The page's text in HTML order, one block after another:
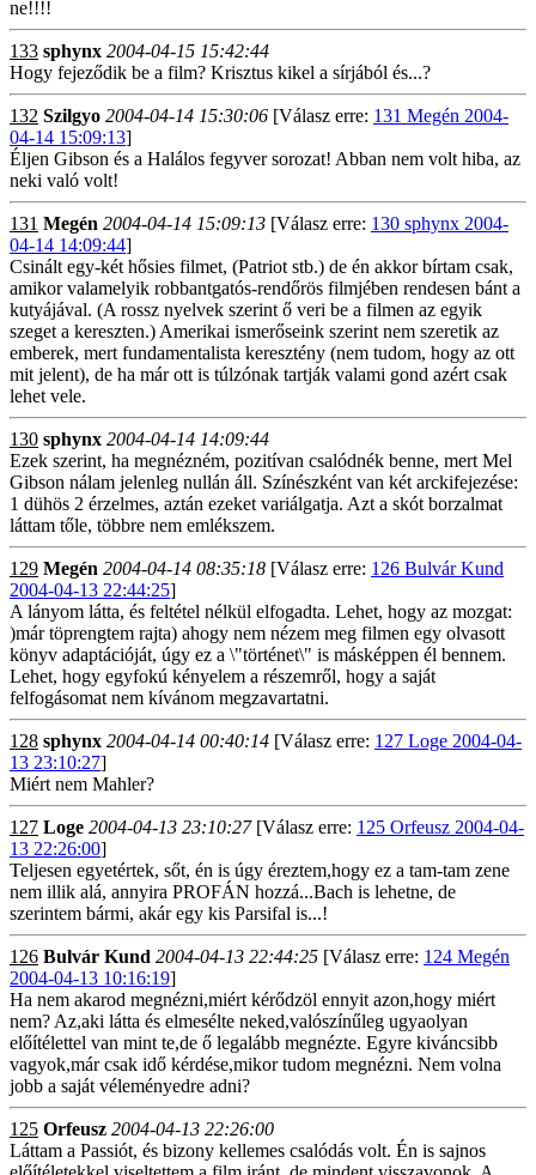
ne!!!!
133 sphynx 2004-04-15 15:42:44
Hogy fejeződik be a film? Krisztus kikel a sírjából és...?
132 Szilgyo 2004-04-14 15:30:06 [Válasz erre: 131 Megén 2004-
04-14 15:09:13]
Éljen Gibson és a Halálos fegyver sorozat! Abban nem volt hiba, az
neki való volt!
131 Megén 2004-04-14 15:09:13 [Válasz erre: 130 sphynx 2004-
04-14 14:09:44]
Csinált egy-két hősies filmet, (Patriot stb.) de én akkor bírtam csak,
amikor valamelyik robbantgatós-rendőrös filmjében rendesen bánt a
kutyájával. (A rossz nyelvek szerint ő veri be a filmen az egyik
szeget a kereszten.) Amerikai ismerőseink szerint nem szeretik az
emberek, mert fundamentalista keresztény (nem tudom, hogy az ott
mit jelent), de ha már ott is túlzónak tartják valami gond azért csak
lehet vele.
130 sphynx 2004-04-14 14:09:44
Ezek szerint, ha megnézném, pozitívan csalódnék benne, mert Mel
Gibson nálam jelenleg nullán áll. Színészként van két arckifejezése:
1 dühös 2 érzelmes, aztán ezeket variálgatja. Azt a skót borzalmat
láttam tőle, többre nem emlékszem.
129 Megén 2004-04-14 08:35:18 [Válasz erre: 126 Bulvár Kund
2004-04-13 22:44:25]
A lányom látta, és feltétel nélkül elfogadta. Lehet, hogy az mozgat:
)már töprengtem rajta) ahogy nem nézem meg filmen egy olvasott
könyv adaptációját, úgy ez a \"történet\" is másképpen él bennem.
Lehet, hogy egyfokú kényelem a részemről, hogy a saját
felfogásomat nem kívánom megzavartatni.
128 sphynx 2004-04-14 00:40:14 [Válasz erre: 127 Loge 2004-04-
13 23:10:27]
Miért nem Mahler?
127 Loge 2004-04-13 23:10:27[Válasz erre: 125 Orfeusz 2004-04-
13 22:26:00]
Teljesen egyetértek, sőt, én is úgy éreztem,hogy ez a tam-tam zene
nem illik alá, annyira PROFÁN hozzá...Bach is lehetne, de
szerintem bármi, akár egy kis Parsifal is...!
126 Bulvár Kund 2004-04-13 22:44:25 [Válasz erre: 124 Megén
2004-04-13 10:16:19]
Ha nem akarod megnézni,miért kérődzöl ennyit azon,hogy miért
nem? Az,aki látta és elmesélte neked,valószínűleg ugyaolyan
előítélettel van mint te,de ő legalább megnézte. Egyre kiváncsibb
vagyok,már csak idő kérdése,mikor tudom megnézni. Nem volna
jobb a saját véleményedre adni?
125 Orfeusz 2004-04-13 22:26:00
Láttam a Passiót, és bizony kellemes csalódás volt. Én is sajnos